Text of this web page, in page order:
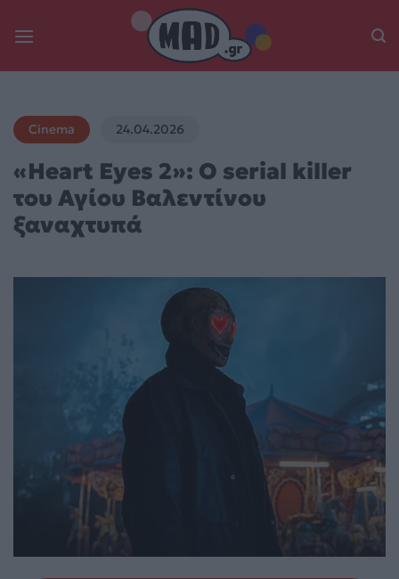
Cinema 24.04.2026
«Heart Eyes 2»: Ο serial killer
του Αγίου Βαλεντίνου
ξαναχτυπά